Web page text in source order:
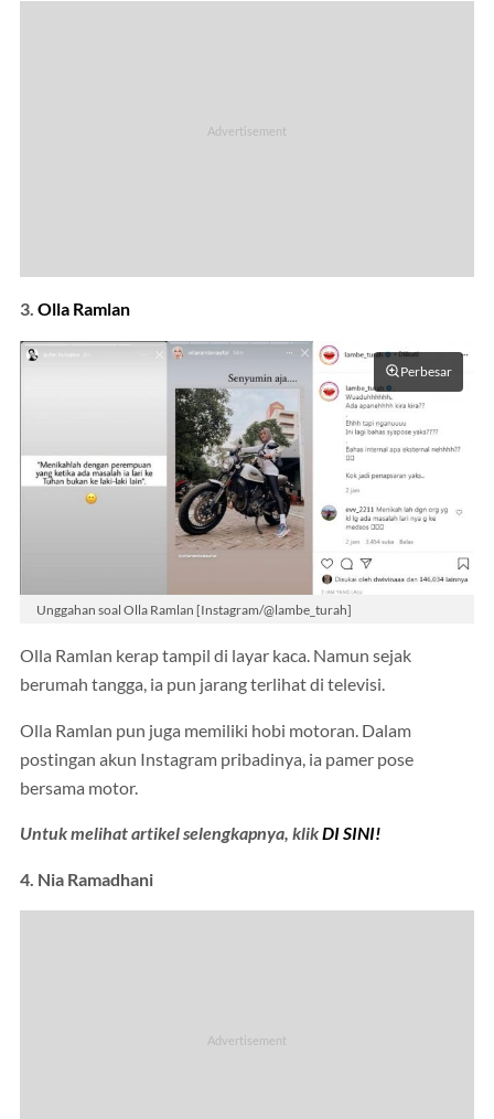
3. Olla Ramlan
Perbesar
Unggahan soal Olla Ramlan [Instagram/@lambe_turah]
Olla Ramlan kerap tampil di layar kaca. Namun sejak
berumah tangga, ia pun jarang terlihat di televisi.
Olla Ramlan pun juga memiliki hobi motoran. Dalam
postingan akun Instagram pribadinya, ia pamer pose
bersama motor.
Untuk melihat artikel selengkapnya, klikDI SINI!
4. Nia Ramadhani